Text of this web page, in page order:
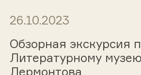
26.10.2023
Обзорная экскурсия
Литературному
Лермонтова